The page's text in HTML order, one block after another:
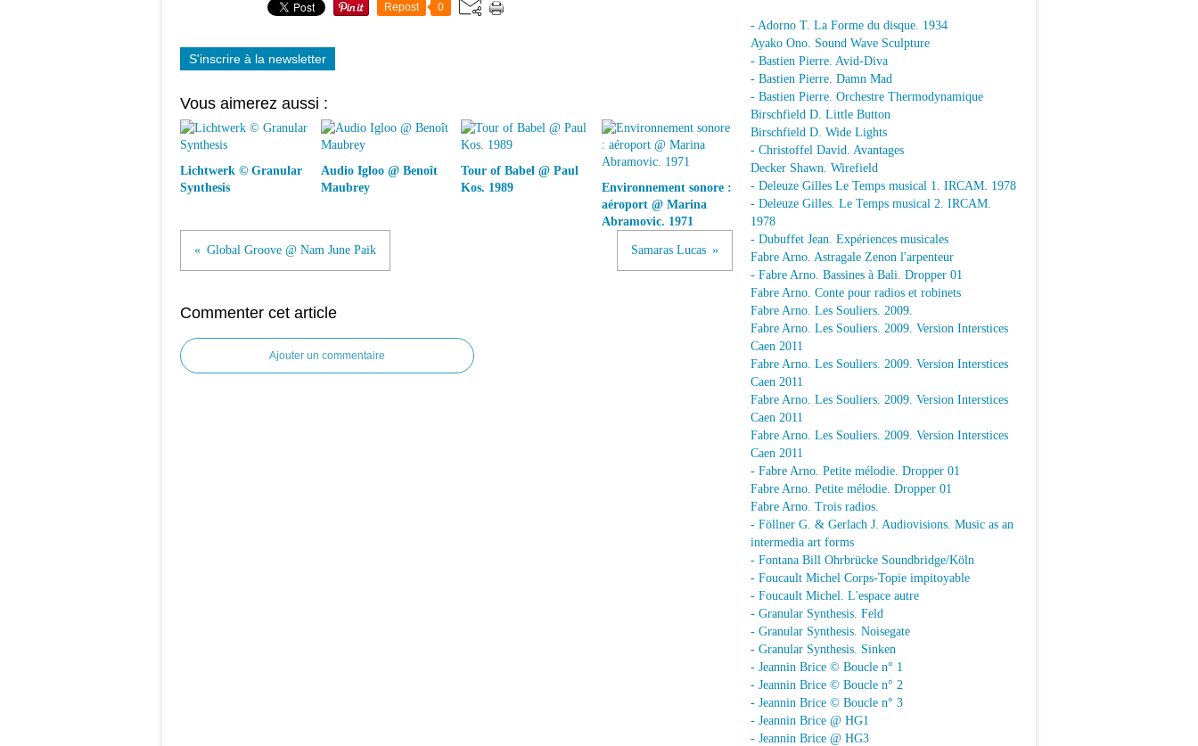
Repost 0
S'inscrire à la newsletter
Vous aimerez aussi :
Lichtwerk © Granular
Synthesis
Audio Igloo @ Benoît
Maubrey
Tour of Babel @ Paul
Kos. 1989
Environnement sonore :
aéroport @ Marina
Abramovic. 1971
Global Groove @ Nam June Paik Samaras Lucas
Commenter cet article
Ajouter un commentaire
- Adorno T. La Forme du disque. 1934
Ayako Ono. Sound Wave Sculpture
- Bastien Pierre. Avid-Diva
- Bastien Pierre. Damn Mad
- Bastien Pierre. Orchestre Thermodynamique
Birschfield D. Little Button
Birschfield D. Wide Lights
- Christoffel David. Avantages
Decker Shawn. Wirefield
- Deleuze Gilles Le Temps musical 1. IRCAM. 1978
- Deleuze Gilles. Le Temps musical 2. IRCAM.
1978
- Dubuffet Jean. Expériences musicales
Fabre Arno. Astragale Zenon l'arpenteur
- Fabre Arno. Bassines à Bali. Dropper 01
Fabre Arno. Conte pour radios et robinets
Fabre Arno. Les Souliers. 2009.
Fabre Arno. Les Souliers. 2009. Version Interstices
Caen 2011
Fabre Arno. Les Souliers. 2009. Version Interstices
Caen 2011
Fabre Arno. Les Souliers. 2009. Version Interstices
Caen 2011
Fabre Arno. Les Souliers. 2009. Version Interstices
Caen 2011
- Fabre Arno. Petite mélodie. Dropper 01
Fabre Arno. Petite mélodie. Dropper 01
Fabre Arno. Trois radios.
- Föllner G. & Gerlach J. Audiovisions. Music as an
intermedia art forms
- Fontana Bill Ohrbrücke Soundbridge/Köln
- Foucault Michel Corps-Topie impitoyable
- Foucault Michel. L'espace autre
- Granular Synthesis. Feld
- Granular Synthesis. Noisegate
- Granular Synthesis. Sinken
- Jeannin Brice © Boucle n° 1
- Jeannin Brice © Boucle n° 2
- Jeannin Brice © Boucle n° 3
- Jeannin Brice @ HG1
- Jeannin Brice @ HG3